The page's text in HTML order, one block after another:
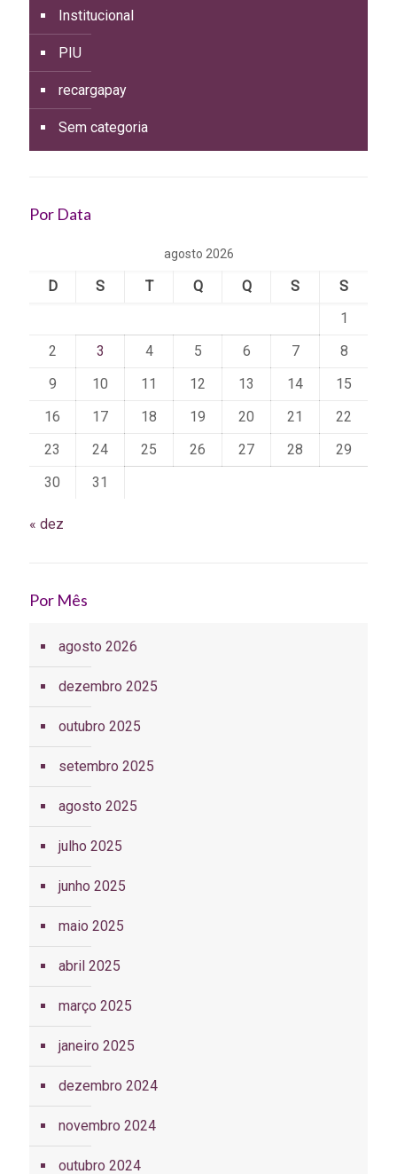
Institucional
PIU
recargapay
Sem categoria
Por Data
agosto 2026
D S T Q Q S
S
1
2
3 4 5 6 7
8
9
10 11 12 13 14
15
16
17 18 19 20 21
22
23
24 25 26 27 28
29
30
31
« dez
Por Mês
agosto 2026
dezembro 2025
outubro 2025
setembro 2025
agosto 2025
julho 2025
junho 2025
maio 2025
abril 2025
março 2025
janeiro 2025
dezembro 2024
novembro 2024
outubro 2024